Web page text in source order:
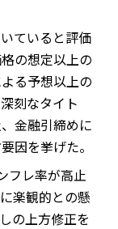
ていると評価
の想定以上の
る予想以上の
刻なタイト
金融引締めに
因を挙げた。
フレ率が高止
楽観的との懸
の上方修正を